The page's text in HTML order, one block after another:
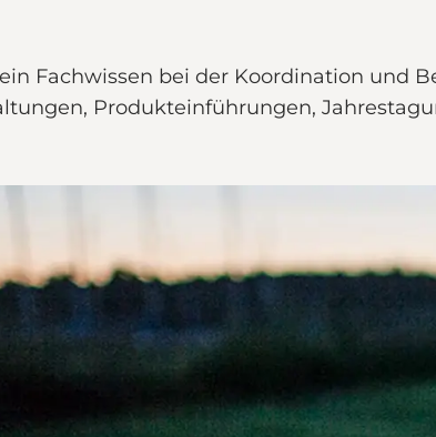
Fachwissen bei der Koordination und
Produkteinführungen,